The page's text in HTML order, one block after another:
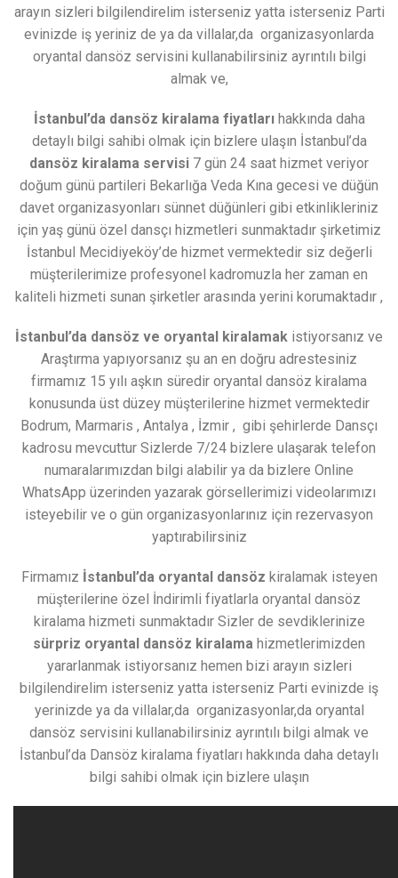
arayın sizleri bilgilendirelim isterseniz yatta isterseniz Parti
evinizde iş yeriniz de ya da villalar,da organizasyonlarda
oryantal dansöz servisini kullanabilirsiniz ayrıntılı bilgi
almak ve,
İstanbul’da dansöz kiralama fiyatlarıhakkında daha
detaylı bilgi sahibi olmak için bizlere ulaşın İstanbul’da
dansöz kiralama servisi 7 gün 24 saat hizmet veriyor
doğum günü partileri Bekarlığa Veda Kına gecesi ve düğün
davet organizasyonları sünnet düğünleri gibi etkinlikleriniz
için yaş günü özel dansçı hizmetleri sunmaktadır şirketimiz
İstanbul Mecidiyeköy’de hizmet vermektedir siz değerli
müşterilerimize profesyonel kadromuzla her zaman en
kaliteli hizmeti sunan şirketler arasında yerini korumaktadır ,
İstanbul’da dansöz ve oryantal kiralamak istiyorsanız ve
Araştırma yapıyorsanız şu an en doğru adrestesiniz
firmamız 15 yılı aşkın süredir oryantal dansöz kiralama
konusunda üst düzey müşterilerine hizmet vermektedir
Bodrum, Marmaris , Antalya , İzmir , gibi şehirlerde Dansçı
kadrosu mevcuttur Sizlerde 7/24 bizlere ulaşarak telefon
numaralarımızdan bilgi alabilir ya da bizlere Online
WhatsApp üzerinden yazarak görsellerimizi videolarımızı
isteyebilir ve o gün organizasyonlarınız için rezervasyon
yaptırabilirsiniz
Firmamız İstanbul’da oryantal dansöz kiralamak isteyen
müşterilerine özel İndirimli fiyatlarla oryantal dansöz
kiralama hizmeti sunmaktadır Sizler de sevdiklerinize
sürpriz oryantal dansöz kiralama hizmetlerimizden
yararlanmak istiyorsanız hemen bizi arayın sizleri
bilgilendirelim isterseniz yatta isterseniz Parti evinizde iş
yerinizde ya da villalar,da organizasyonlar,da oryantal
dansöz servisini kullanabilirsiniz ayrıntılı bilgi almak ve
İstanbul’da Dansöz kiralama fiyatları hakkında daha detaylı
bilgi sahibi olmak için bizlere ulaşın